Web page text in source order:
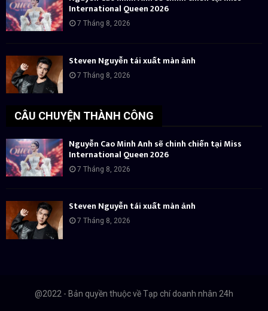
International Queen 2026
7 Tháng 8, 2026
Steven Nguyễn tái xuất màn ảnh
7 Tháng 8, 2026
CÂU CHUYỆN THÀNH CÔNG
Nguyễn Cao Minh Anh sẽ chinh chiến tại Miss
International Queen 2026
7 Tháng 8, 2026
Steven Nguyễn tái xuất màn ảnh
7 Tháng 8, 2026
@2022 - Bản quyền thuộc về Tạp chí doanh nhân 24h